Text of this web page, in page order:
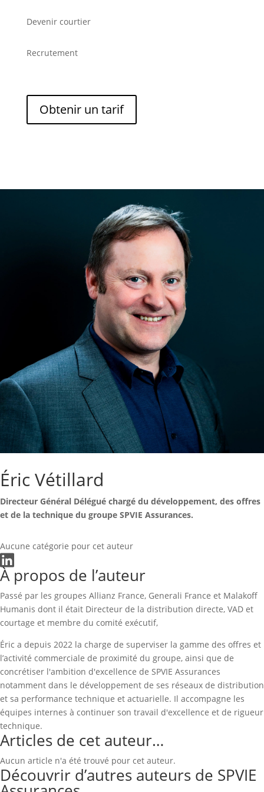
Devenir courtier
Recrutement
Obtenir un tarif
Éric Vétillard
Directeur Général Délégué chargé du développement, des offres
et de la technique du groupe SPVIE Assurances.
Aucune catégorie pour cet auteur
À propos de l’auteur
Passé par les groupes Allianz France, Generali France et Malakoff
Humanis dont il était Directeur de la distribution directe, VAD et
courtage et membre du comité exécutif,
Éric a depuis 2022 la charge de superviser la gamme des offres et
l’activité commerciale de proximité du groupe, ainsi que de
concrétiser l'ambition d'excellence de SPVIE Assurances
notamment dans le développement de ses réseaux de distribution
et sa performance technique et actuarielle. Il accompagne les
équipes internes à continuer son travail d'excellence et de rigueur
technique.
Articles de cet auteur…
Aucun article n'a été trouvé pour cet auteur.
Découvrir d’autres auteurs de SPVIE